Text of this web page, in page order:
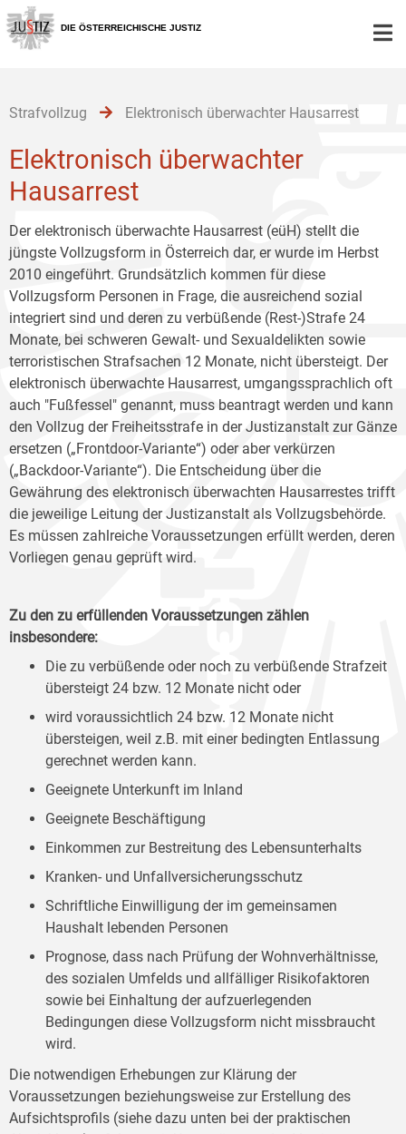
Zur
Hauptnavigation
[1]
Zum
Inhalt
[2]
Zum
Untermenü
[3]
DIE ÖSTERREICHISCHE JUSTIZ
Strafvollzug Elektronisch überwachter Hausarrest
Elektronisch überwachter
Hausarrest
Der elektronisch überwachte Hausarrest (eüH) stellt die
jüngste Vollzugsform in Österreich dar, er wurde im Herbst
2010 eingeführt. Grundsätzlich kommen für diese
Vollzugsform Personen in Frage, die ausreichend sozial
integriert sind und deren zu verbüßende (Rest-)Strafe 24
Monate, bei schweren Gewalt- und Sexualdelikten sowie
terroristischen Strafsachen 12 Monate, nicht übersteigt. Der
elektronisch überwachte Hausarrest, umgangssprachlich oft
auch "Fußfessel" genannt, muss beantragt werden und kann
den Vollzug der Freiheitsstrafe in der Justizanstalt zur Gänze
ersetzen („Frontdoor-Variante“) oder aber verkürzen
(„Backdoor-Variante“). Die Entscheidung über die
Gewährung des elektronisch überwachten Hausarrestes trifft
die jeweilige Leitung der Justizanstalt als Vollzugsbehörde.
Es müssen zahlreiche Voraussetzungen erfüllt werden, deren
Vorliegen genau geprüft wird.
Zu den zu erfüllenden Voraussetzungen zählen
insbesondere:
Die zu verbüßende oder noch zu verbüßende Strafzeit
übersteigt 24 bzw. 12 Monate nicht oder
wird voraussichtlich 24 bzw. 12 Monate nicht
übersteigen, weil z.B. mit einer bedingten Entlassung
gerechnet werden kann.
Geeignete Unterkunft im Inland
Geeignete Beschäftigung
Einkommen zur Bestreitung des Lebensunterhalts
Kranken- und Unfallversicherungsschutz
Schriftliche Einwilligung der im gemeinsamen
Haushalt lebenden Personen
Prognose, dass nach Prüfung der Wohnverhältnisse,
des sozialen Umfelds und allfälliger Risikofaktoren
sowie bei Einhaltung der aufzuerlegenden
Bedingungen diese Vollzugsform nicht missbraucht
wird.
Die notwendigen Erhebungen zur Klärung der
Voraussetzungen beziehungsweise zur Erstellung des
Aufsichtsprofils (siehe dazu unten bei der praktischen